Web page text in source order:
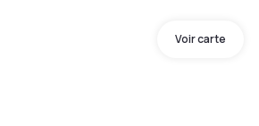
Voir carte